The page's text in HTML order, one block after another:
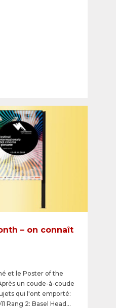
– on connaît
et le Poster of the
un coude-à-coude
qui l'ont emporté: